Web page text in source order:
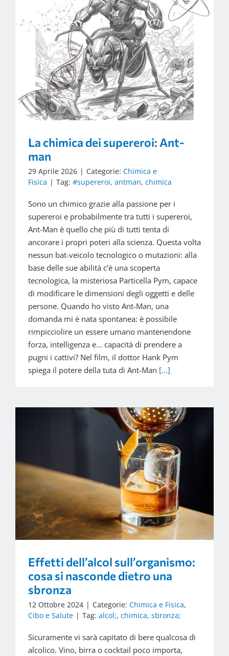
La chimica dei supereroi: Ant-
man
29 Aprile 2026 | Categorie: Chimica e
Fisica | Tag: #supereroi, antman, chimica
Sono un chimico grazie alla passione per i
supereroi e probabilmente tra tutti i supereroi,
Ant-Man è quello che più di tutti tenta di
ancorare i propri poteri alla scienza. Questa volta
nessun bat-veicolo tecnologico o mutazioni: alla
base delle sue abilità c’è una scoperta
tecnologica, la misteriosa Particella Pym, capace
di modificare le dimensioni degli oggetti e delle
persone. Quando ho visto Ant-Man, una
domanda mi è nata spontanea: è possibile
rimpicciolire un essere umano mantenendone
forza, intelligenza e… capacità di prendere a
pugni i cattivi? Nel film, il dottor Hank Pym
spiega il potere della tuta di Ant-Man [...]
Effetti dell’alcol sull’organismo:
cosa si nasconde dietro una
sbronza
12 Ottobre 2024 | Categorie: Chimica e Fisica,
Cibo e Salute | Tag: alcol;, chimica, sbronza;
Sicuramente vi sarà capitato di bere qualcosa di
alcolico. Vino, birra o cocktail poco importa,